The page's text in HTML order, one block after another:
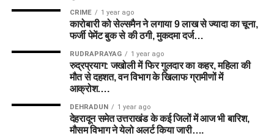
CRIME 1 year ago
कारोबारी को सेल्समैन ने लगाया 9 लाख से ज्यादा का चूना,
फर्जी पेमेंट बुक से की ठगी, मुकदमा दर्ज…
RUDRAPRAYAG 1 year ago
रुद्रप्रयाग: जखोली में फिर गुलदार का कहर, महिला की
मौत से दहशत, वन विभाग के खिलाफ ग्रामीणों में
आक्रोश….
DEHRADUN 1 year ago
देहरादून समेत उत्तराखंड के कई जिलों में आज भी बारिश,
मौसम विभाग ने येलो अलर्ट किया जारी….